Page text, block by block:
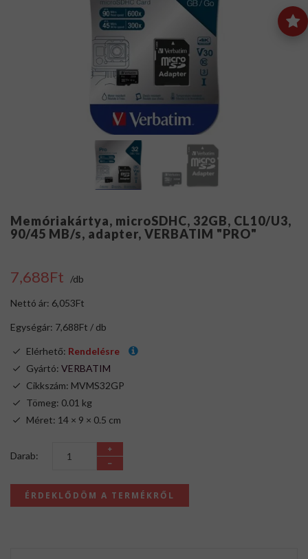
Memóriakártya, microSDHC, 32GB, CL10/U3,
90/45 MB/s, adapter, VERBATIM "PRO"
7,688Ft /db
Nettó ár: 6,053Ft
Egységár: 7,688Ft / db
Elérhető: Rendelésre
Gyártó: VERBATIM
Cikkszám: MVMS32GP
Tömeg: 0.01 kg
Méret: 14 × 9 × 0.5 cm
Darab:
ÉRDEKLŐDÖM A TERMÉKRŐL